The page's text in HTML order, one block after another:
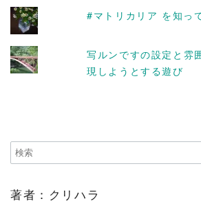
#マトリカリア を知っ
写ルンですの設定と雰
現しようとする遊び
著者：クリハラ